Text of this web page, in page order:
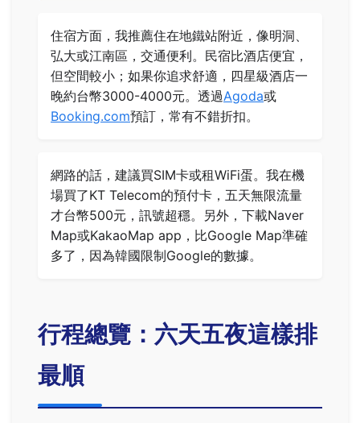
住宿方面，我推薦住在地鐵站附近，像明洞、
弘大或江南區，交通便利。民宿比酒店便宜，
但空間較小；如果你追求舒適，四星級酒店一
晚約台幣3000-4000元。透過Agoda或
Booking.com預訂，常有不錯折扣。
網路的話，建議買SIM卡或租WiFi蛋。我在機
場買了KT Telecom的預付卡，五天無限流量
才台幣500元，訊號超穩。另外，下載Naver
Map或KakaoMap app，比Google Map準確
多了，因為韓國限制Google的數據。
行程總覽：六天五夜這樣排
最順